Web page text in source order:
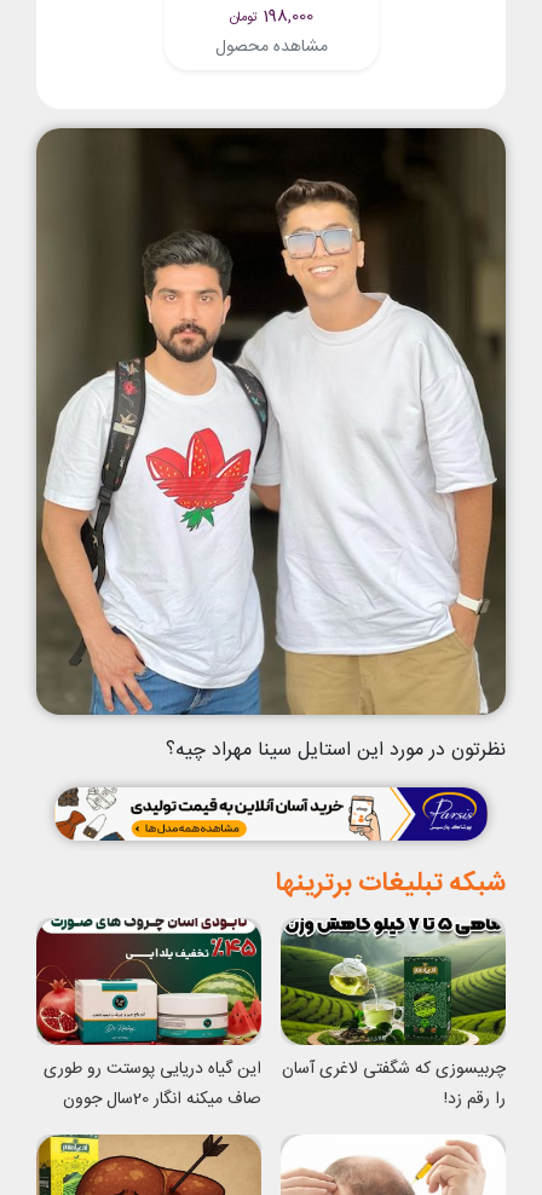
198,000 تومان
مشاهده محصول
نظرتون در مورد این استایل سینا مهراد چیه؟
شبکه تبلیغات برترینها
چربیسوزی که شگفتی لاغری آسان
را رقم زد!
این گیاه دریایی پوستت رو طوری
صاف میکنه انگار 20سال جوون
شدی